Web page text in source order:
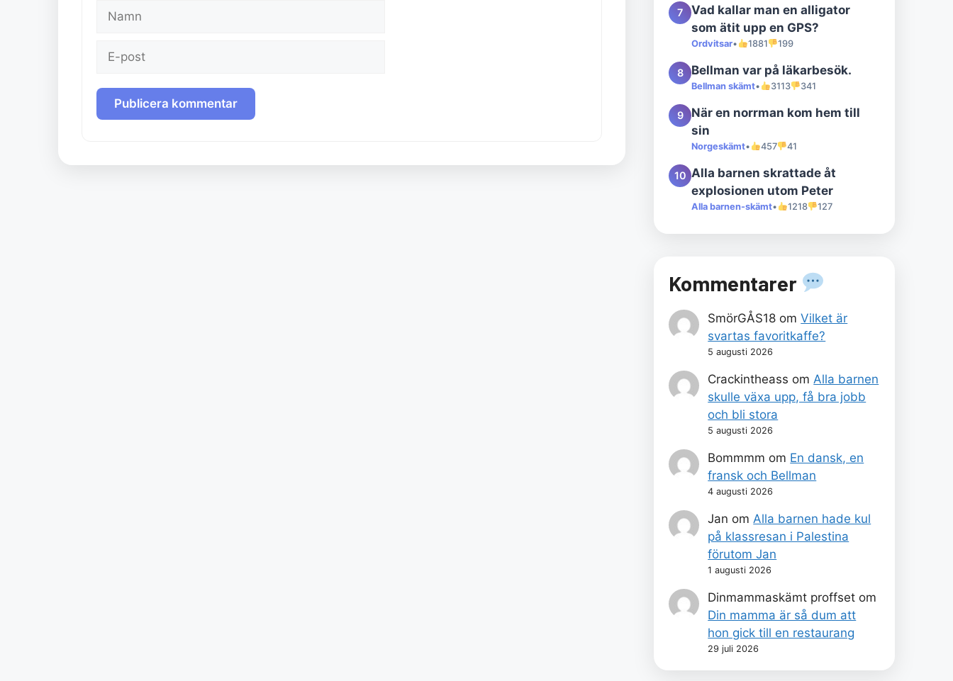
Namn 7
Vad kallar man en alligator
som ätit upp en GPS?
Ordvitsar• 1881 199
8 Bellman var på läkarbesök.
Bellman skämt• 3113 341
9
När en norrman kom hem till
sin
Norgeskämt• 457 41
10 Alla barnen skrattade åt
explosionen utom Peter
Alla barnen-skämt• 1218 127
Kommentarer
SmörGÅS18 omVilket är
svartas favoritkaffe?
5 augusti 2026
Crackintheass om Alla barnen
skulle växa upp, få bra jobb
och bli stora
5 augusti 2026
Bommmm om En dansk, en
fransk och Bellman
4 augusti 2026
Jan om Alla barnen hade kul
på klassresan i Palestina
förutom Jan
1 augusti 2026
Dinmammaskämt proffset om
Din mamma är så dum att
hon gick till en restaurang
29 juli 2026